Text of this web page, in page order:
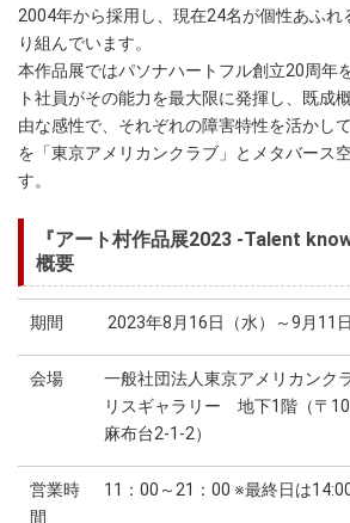
2004年から採用し、現在24名が個性あふれ
り組んでいます。
本作品展ではパソナハートフル創立20周年
ト社員がその能力を最大限に発揮し、既成
由な感性で、それぞれの障害特性を活かし
を「東京アメリカンクラブ」とメタバース
す。
『アート村作品展2023 -Talent
概要
期間 2023年8月16日（水）～9月11日
会場
一般社団法人東京アメリカン
リスギャラリー 地下1階（〒
麻布台2-1-2）
営業時
間
11：00～21：00 ※最終日は